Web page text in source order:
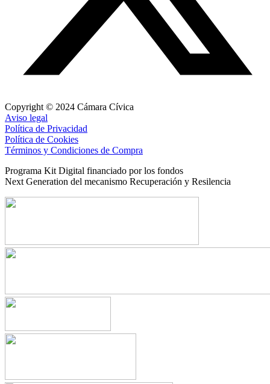
Copyright © 2024 Cámara Cívica
Aviso legal
Política de Privacidad
Política de Cookies
Términos y Condiciones de Compra
Programa Kit Digital financiado por los fondos
Next Generation del mecanismo Recuperación y Resilencia